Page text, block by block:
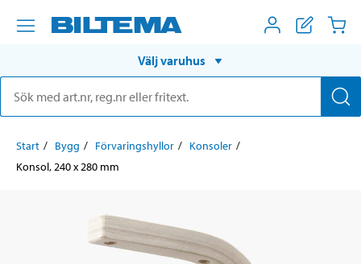
Välj varuhus
Start Bygg Förvaringshyllor
Konsoler
Konsol, 240 x 280 mm